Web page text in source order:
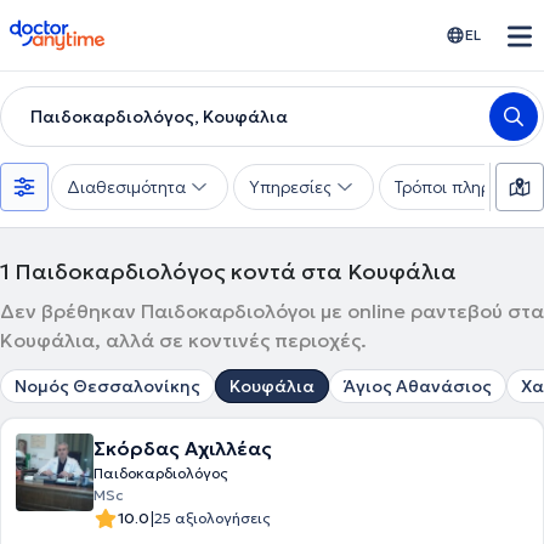
doctoranytime EL
Παιδοκαρδιολόγος, Κουφάλια
Διαθεσιμότητα Υπηρεσίες Τρόποι πληρωμής
1 Παιδοκαρδιολόγος κοντά στα Κουφάλια
Δεν βρέθηκαν Παιδοκαρδιολόγοι με online ραντεβού στα
Κουφάλια, αλλά σε κοντινές περιοχές.
Νομός Θεσσαλονίκης Κουφάλια Άγιος Αθανάσιος
Σκόρδας Αχιλλέας
Παιδοκαρδιολόγος
MSc
10.0|25 αξιολογήσεις